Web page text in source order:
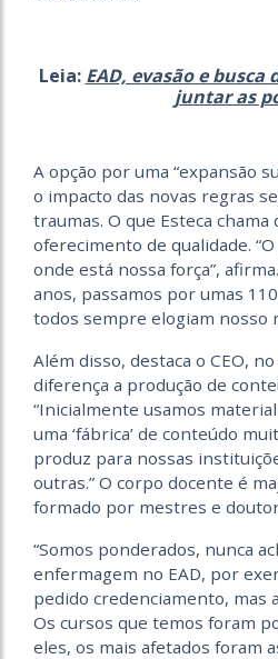
Leia: EAD, evasão e busca
juntar as
A opção por uma “expansão
o impacto das novas regras
traumas. O que Esteca chama
oferecimento de qualidade. “O
onde está nossa força”,
anos, passamos por umas
todos sempre elogiam nosso
Além disso, destaca o CEO,
diferença a produção de
“Inicialmente usamos
uma ‘fábrica’ de conteúdo
produz para nossas
outras.” O corpo docente é
formado por mestres e
“Somos ponderados, nunca
enfermagem no EAD, por
pedido credenciamento, mas
Os cursos que temos foram
eles, os mais afetados foram